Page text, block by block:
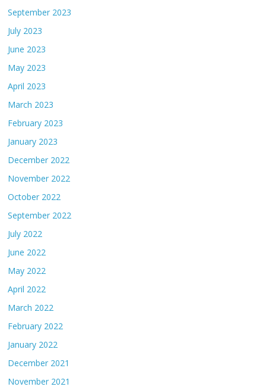
September 2023
July 2023
June 2023
May 2023
April 2023
March 2023
February 2023
January 2023
December 2022
November 2022
October 2022
September 2022
July 2022
June 2022
May 2022
April 2022
March 2022
February 2022
January 2022
December 2021
November 2021